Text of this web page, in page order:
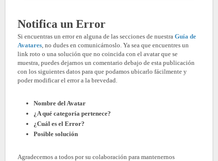
Notifica un Error
Si encuentras un error en alguna de las secciones de nuestra Guía de
Avatares, no dudes en comunicárnoslo. Ya sea que encuentres un
link roto o una solución que no coincida con el avatar que se
muestra, puedes dejarnos un comentario debajo de esta publicación
con los siguientes datos para que podamos ubicarlo fácilmente y
poder modificar el error a la brevedad.
Nombre del Avatar
¿A qué categoría pertenece?
¿Cuál es el Error?
Posible solución
Agradecemos a todos por su colaboración para mantenernos